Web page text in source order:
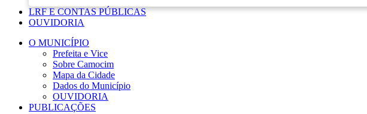
LRF E CONTAS PÚBLICAS
OUVIDORIA
O MUNICÍPIO
Prefeita e Vice
Sobre Camocim
Mapa da Cidade
Dados do Município
OUVIDORIA
PUBLICAÇÕES